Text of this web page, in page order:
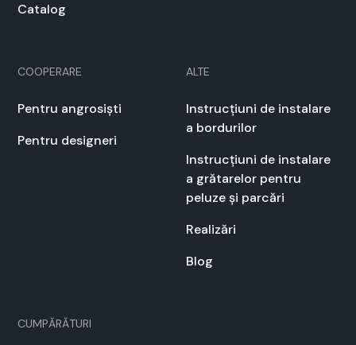
Cat­a­log
COOPERARE
Pen­tru angrosiști
Pen­tru designeri
ALTE
Instrucți­u­ni de insta­lare
a bor­durilor
Instrucți­u­ni de insta­lare
a grătarelor pen­tru
peluze și par­cări
Real­izări
Blog
CUMPĂRĂTURI